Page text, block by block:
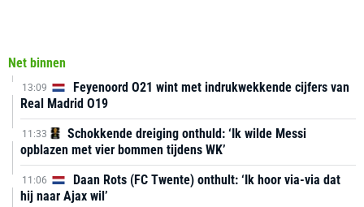
Net binnen
13:09
Feyenoord O21 wint met indrukwekkende cijfers van
Real Madrid O19
11:33
Schokkende dreiging onthuld: ‘Ik wilde Messi
opblazen met vier bommen tijdens WK’
11:06
Daan Rots (FC Twente) onthult: ‘Ik hoor via-via dat
hij naar Ajax wil’